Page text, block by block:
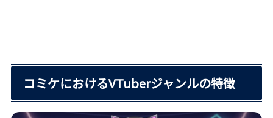
コミケにおけるVTuberジャンルの特徴